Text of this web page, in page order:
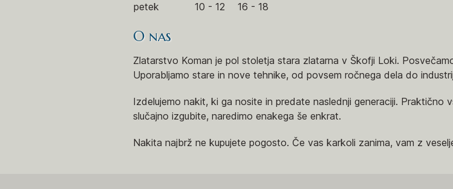
petek
10 - 12 16 - 18
O nas
Zlatarstvo Koman je pol stoletja stara zlatarna v Škofji Loki.
Uporabljamo stare in nove tehnike, od povsem ročnega dela do
Izdelujemo nakit, ki ga nosite in predate naslednji generaciji. Praktično
slučajno izgubite, naredimo enakega še enkrat.
Nakita najbrž ne kupujete pogosto. Če vas karkoli zanima, vam z